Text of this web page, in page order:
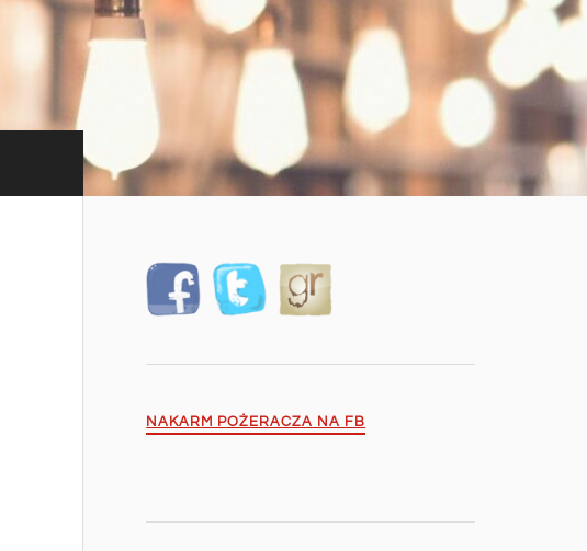
NAKARM POŻERACZA NA FB